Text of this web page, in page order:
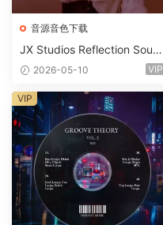
音源音色下载
JX Studios Reflection Soun
d Kit WAV-FANTASTiC
2026-05-10 VIP
VIP